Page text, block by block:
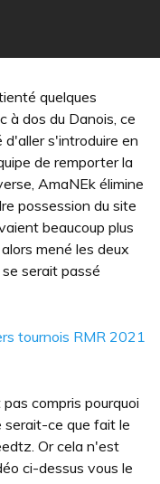
quelques
à dos du Danois, ce
d'aller s'introduire en
de remporter la
AmaNEk élimine
possession du site
beaucoup plus
mené les deux
serait passé
tournois RMR 2021
compris pourquoi
serait-ce que fait le
Or cela n'est
ci-dessus vous le